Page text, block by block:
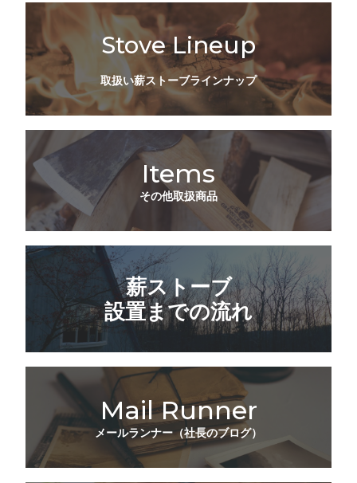
Stove Lineup
取扱い薪ストーブラインナップ
Items
その他取扱商品
薪ストーブ
設置までの流れ
Mail Runner
メールランナー（社長のブログ）